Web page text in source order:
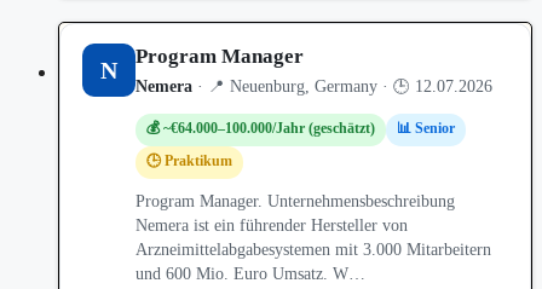
N Program Manager
Nemera · 📍 Neuenburg, Germany · 🕒 12.07.2026
💰 ~€64.000–100.000/Jahr (geschätzt)
📊 Senior
🕒 Praktikum
Program Manager. Unternehmensbeschreibung
Nemera ist ein führender Hersteller von
Arzneimittelabgabesystemen mit 3.000 Mitarbeitern
und 600 Mio. Euro Umsatz. W…